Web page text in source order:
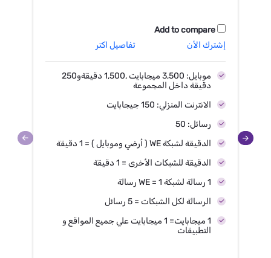
Add to compare
إشترك الأن
تفاصيل اكتر
موبايل: 3,500 ميجابايت ,1,500 دقيقةو250
دقيقة داخل المجموعة
الانترنت المنزلي: 150 جيجابايت
رسائل: 50
الدقيقة لشبكة WE ( أرضي وموبايل ) = 1 دقيقة
الدقيقة للشبكات الأخرى = 1 دقيقة
1 رسالة لشبكة WE = 1 رسالة
الرسالة لكل الشبكات = 5 رسائل
1 ميجابايت= 1 ميجابايت علي جميع المواقع و
التطبيقات